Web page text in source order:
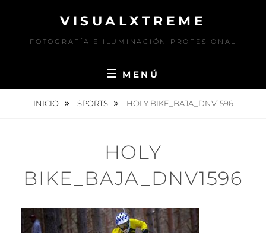
contenido
VISUALXTREME
FOTOGRAFÍA E ILUMINACIÓN PROFESIONAL
MENÚ
INICIO SPORTS HOLY BIKE_BAJA_DNV1596
HOLY
BIKE_BAJA_DNV1596